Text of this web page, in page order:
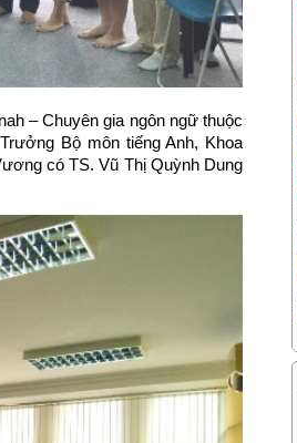
– Chuyên gia ngôn ngữ thuộc
Bộ môn tiếng Anh, Khoa
có TS. Vũ Thị Quỳnh Dung